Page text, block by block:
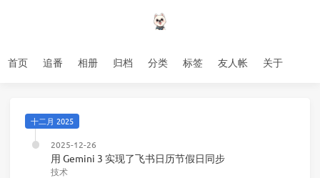
首页 追番 相册 归档 分类 标签 友人帐 关于
十二月 2025
2025-12-26
用 Gemini 3 实现了飞书日历节假日同步
技术